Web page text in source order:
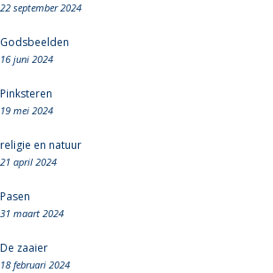
22 september 2024
Godsbeelden
16 juni 2024
Pinksteren
19 mei 2024
religie en natuur
21 april 2024
Pasen
31 maart 2024
De zaaier
18 februari 2024